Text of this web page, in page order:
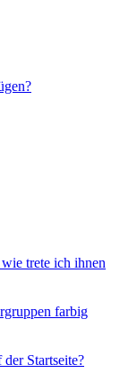
trete ich ihnen
farbig
Startseite?